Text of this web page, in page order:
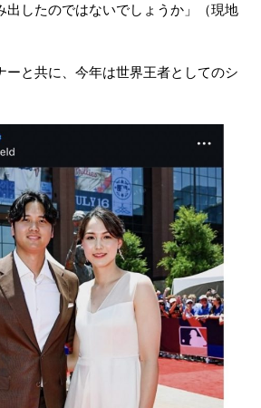
出したのではないでしょうか」（現地
ーと共に、今年は世界王者としてのシ